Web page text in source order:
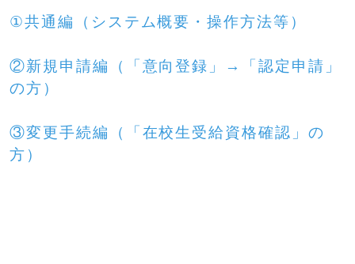
①共通編（システム概要・操作方法等）
②新規申請編（「意向登録」→「認定申請」
の方）
③変更手続編（「在校生受給資格確認」の
方）